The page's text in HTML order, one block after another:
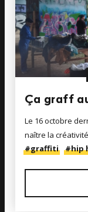
Ça graff
Le 16 octobre
naître la
#graffiti
#hip